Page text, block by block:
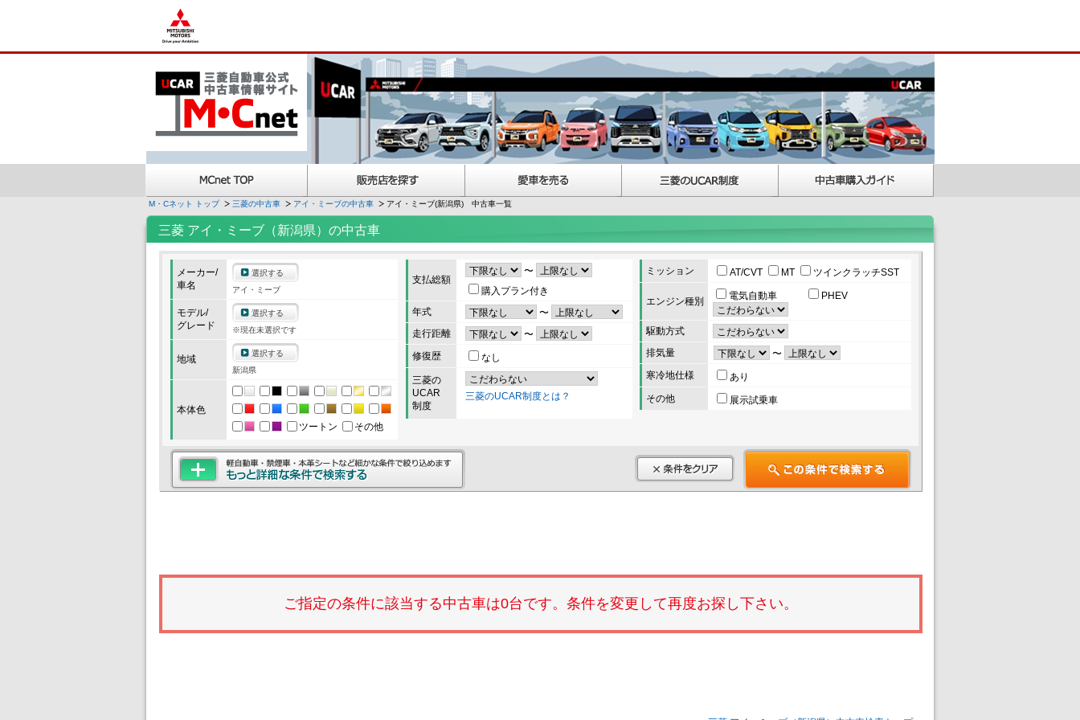
M・Cネット トップ 三菱の中古車 アイ・ミーブの中古車 アイ・ミーブ(新潟県) 中古車一覧
三菱 アイ・ミーブ（新潟県）の中古車
メーカー/
車名
選択する
アイ・ミーブ
モデル/
グレード
選択する
※現在未選択です
地域
選択する
新潟県
本体色
ツートン
その他
支払総額
〜
購入プラン付き
年式
〜
走行距離
〜
修復歴
なし
三菱の
UCAR
制度
三菱のUCAR制度とは？
ミッション AT/CVT MT ツインクラッチSST
エンジン種別 電気自動車 PHEV
駆動方式
排気量
〜
寒冷地仕様
あり
その他
展示試乗車
ご指定の条件に該当する中古車は0台です。条件を変更して再度お探し下さい。